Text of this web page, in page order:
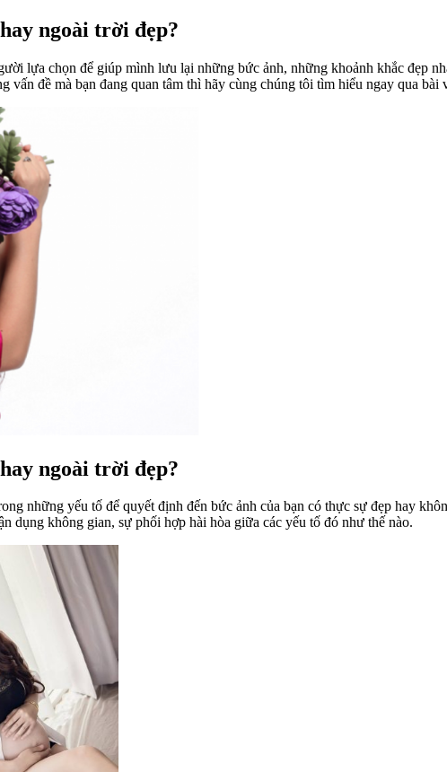
ngoài trời đẹp?
lựa chọn để giúp mình lưu lại những bức ảnh, những khoảnh khắc đẹp
vấn đề mà bạn đang quan tâm thì hãy cùng chúng tôi tìm hiểu ngay qua bài
ngoài trời đẹp?
những yếu tố để quyết định đến bức ảnh của bạn có thực sự đẹp hay
dụng không gian, sự phối hợp hài hòa giữa các yếu tố đó như thế nào.